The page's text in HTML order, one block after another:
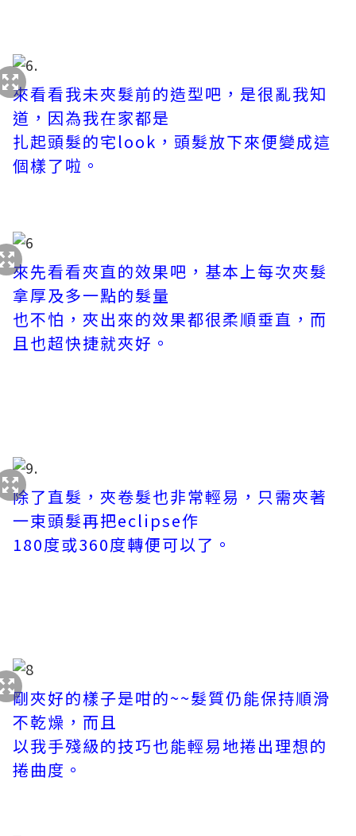
來看看我未夾髮前的造型吧，是很亂我知
道，因為我在家都是
扎起頭髮的宅look，頭髮放下來便變成這
個樣了啦。
來先看看夾直的效果吧，基本上每次夾髮
拿厚及多一點的髮量
也不怕，夾出來的效果都很柔順垂直，而
且也超快捷就夾好。
除了直髮，夾卷髮也非常輕易，只需夾著
一束頭髮再把eclipse作
180度或360度轉便可以了。
剛夾好的樣子是咁的~~髮質仍能保持順滑
不乾燥，而且
以我手殘級的技巧也能輕易地捲出理想的
捲曲度。